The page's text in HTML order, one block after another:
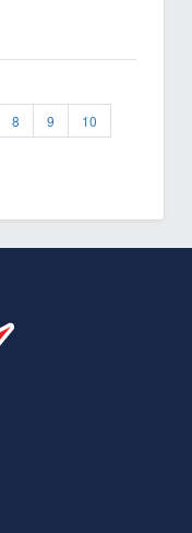
8 9
10